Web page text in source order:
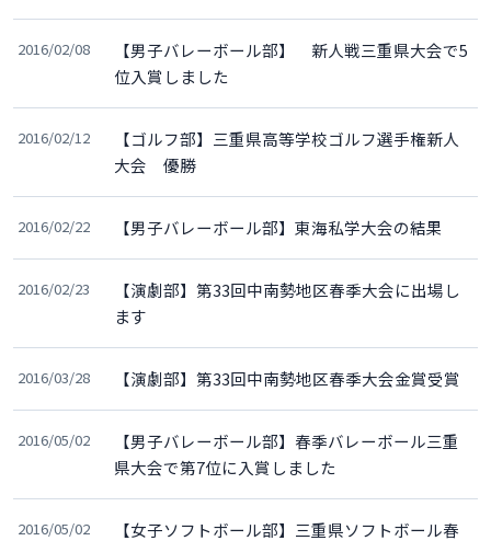
2016/02/08
【男子バレーボール部】 新人戦三重県大会で5
位入賞しました
2016/02/12
【ゴルフ部】三重県高等学校ゴルフ選手権新人
大会 優勝
2016/02/22 【男子バレーボール部】東海私学大会の結果
2016/02/23
【演劇部】第33回中南勢地区春季大会に出場し
ます
2016/03/28 【演劇部】第33回中南勢地区春季大会金賞受賞
2016/05/02
【男子バレーボール部】春季バレーボール三重
県大会で第7位に入賞しました
2016/05/02
【女子ソフトボール部】三重県ソフトボール春